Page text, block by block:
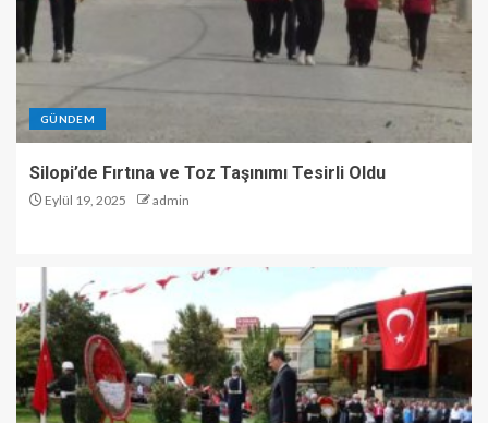
GÜNDEM
Silopi’de Fırtına ve Toz Taşınımı Tesirli Oldu
Eylül 19, 2025 admin